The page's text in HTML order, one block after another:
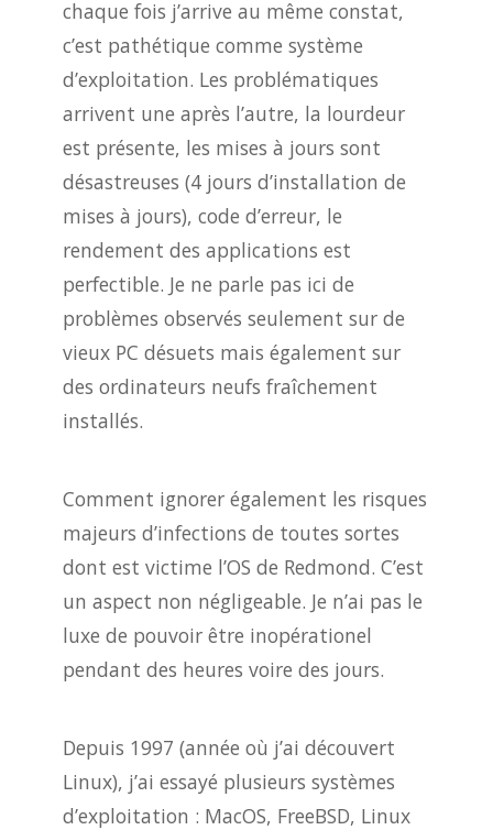
chaque fois j’arrive au même constat,
c’est pathétique comme système
d’exploitation. Les problématiques
arrivent une après l’autre, la lourdeur
est présente, les mises à jours sont
désastreuses (4 jours d’installation de
mises à jours), code d’erreur, le
rendement des applications est
perfectible. Je ne parle pas ici de
problèmes observés seulement sur de
vieux PC désuets mais également sur
des ordinateurs neufs fraîchement
installés.
Comment ignorer également les risques
majeurs d’infections de toutes sortes
dont est victime l’OS de Redmond. C’est
un aspect non négligeable. Je n’ai pas le
luxe de pouvoir être inopérationel
pendant des heures voire des jours.
Depuis 1997 (année où j’ai découvert
Linux), j’ai essayé plusieurs systèmes
d’exploitation : MacOS, FreeBSD, Linux